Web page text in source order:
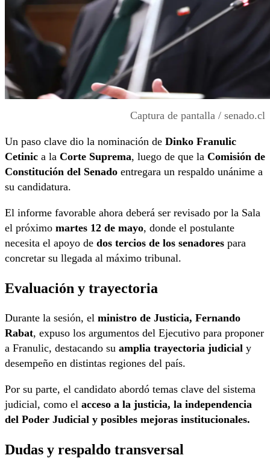
Captura de pantalla / senado.cl
Un paso clave dio la nominación de Dinko Franulic
Cetinic a la Corte Suprema, luego de que la Comisión de
Constitución del Senado entregara un respaldo unánime a
su candidatura.
El informe favorable ahora deberá ser revisado por la Sala
el próximo martes 12 de mayo, donde el postulante
necesita el apoyo de dos tercios de los senadores para
concretar su llegada al máximo tribunal.
Evaluación y trayectoria
Durante la sesión, el ministro de Justicia, Fernando
Rabat, expuso los argumentos del Ejecutivo para proponer
a Franulic, destacando su amplia trayectoria judicial y
desempeño en distintas regiones del país.
Por su parte, el candidato abordó temas clave del sistema
judicial, como el acceso a la justicia, la independencia
del Poder Judicial y posibles mejoras institucionales.
Dudas y respaldo transversal